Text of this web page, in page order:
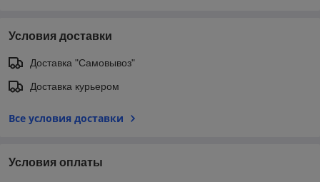
Условия доставки
Доставка "Самовывоз"
Доставка курьером
Все условия доставки
Условия оплаты